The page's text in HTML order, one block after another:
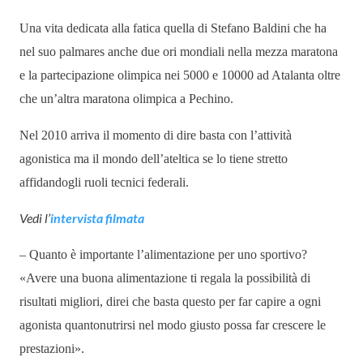
Una vita dedicata alla fatica quella di Stefano Baldini che ha
nel suo palmares anche due ori mondiali nella mezza maratona
e la partecipazione olimpica nei 5000 e 10000 ad Atalanta oltre
che un’altra maratona olimpica a Pechino.
Nel 2010 arriva il momento di dire basta con l’attività
agonistica ma il mondo dell’ateltica se lo tiene stretto
affidandogli ruoli tecnici federali.
Vedi l’intervista filmata
– Quanto è importante l’alimentazione per uno sportivo?
«Avere una buona alimentazione ti regala la possibilità di
risultati migliori, direi che basta questo per far capire a ogni
agonista quantonutrirsi nel modo giusto possa far crescere le
prestazioni».